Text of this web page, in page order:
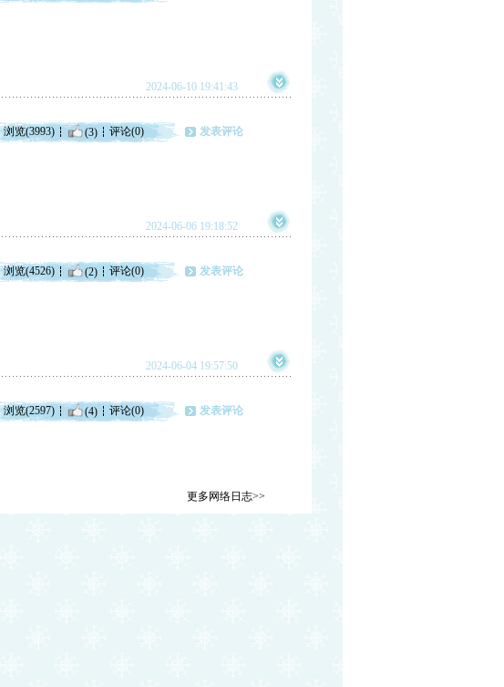
2024-06-10 19:41:43
浏览(3993) (3) 评论(0) 发表评论
2024-06-06 19:18:52
浏览(4526) (2) 评论(0) 发表评论
2024-06-04 19:57:50
浏览(2597) (4) 评论(0) 发表评论
更多网络日志>>